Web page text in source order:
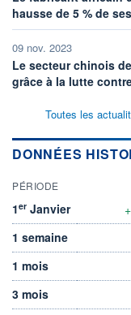
hausse de 5 % de
09 nov. 2023
Le secteur chinois
grâce à la lutte
Toutes les
DONNÉES
PÉRIODE
1er Janvier
1 semaine
1 mois
3 mois